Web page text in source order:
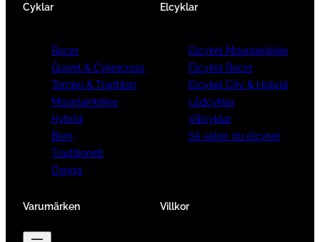
Cyklar
Racer
Gravel & Cykelcross
Tempo & Triathlon
Mountainbikes
Hybrid
Barn
Traditionell
Övriga
Elcyklar
Elcykel Mountainbike
Elcykel Racer
Elcykel City & Hybrid
Lådcyklar
Vikcyklar
Så väljer du elcykel
Varumärken Villkor